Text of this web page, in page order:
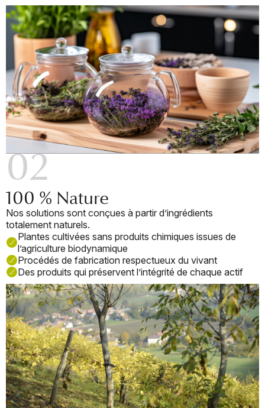
02
100 % Nature
Nos solutions sont conçues à partir d’ingrédients
totalement naturels.
Plantes cultivées sans produits chimiques issues de
l’agriculture biodynamique
Procédés de fabrication respectueux du vivant
Des produits qui préservent l’intégrité de chaque actif